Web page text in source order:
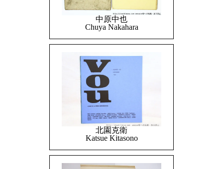
中原中也
Chuya Nakahara
北園克衛
Katsue Kitasono